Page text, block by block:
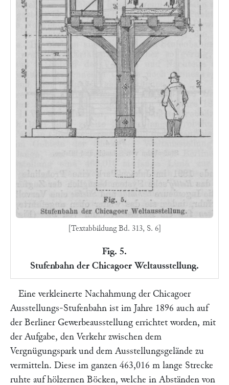
[Textabbildung Bd. 313, S. 6]
Fig. 5.
Stufenbahn der Chicagoer Weltausstellung.
Eine verkleinerte Nachahmung der Chicagoer
Ausstellungs-Stufenbahn ist im Jahre 1896 auch auf
der Berliner Gewerbeausstellung errichtet worden, mit
der Aufgabe, den Verkehr zwischen dem
Vergnügungspark und dem Ausstellungsgelände zu
vermitteln. Diese im ganzen 463,016 m lange Strecke
ruhte auf hölzernen Böcken, welche in Abständen von